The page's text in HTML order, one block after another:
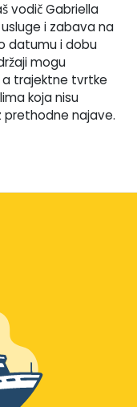
vodič Gabriella
i zabava na
datumu i dobu
mogu
trajektne tvrtke
koja nisu
prethodne najave.